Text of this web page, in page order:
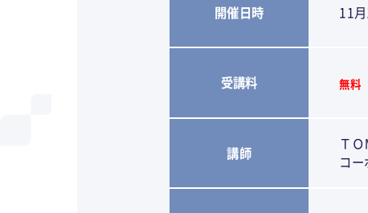
開催日時 11
受講料 無料
講師
Ｔ
コ